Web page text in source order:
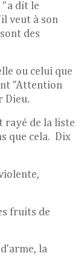
a dit le
veut à son
des
ou celui que
"Attention
Dieu.
rayé de la liste
que cela. Dix
fruits de
la